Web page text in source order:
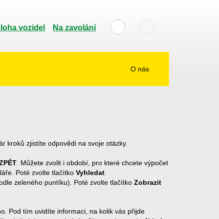
vozidel Na zavolání
O nás
kroků zjistíte odpovědi na svoje otázky.
. Můžete zvolit i období, pro které chcete výpočet
Poté zvolte tlačítko Vyhledat
zeleného puntíku). Poté zvolte tlačítko Zobrazit
Pod tím uvidíte informaci, na kolik vás přijde